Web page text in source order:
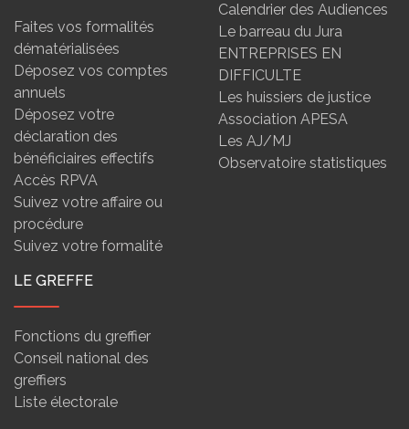
Faites vos formalités
dématérialisées
Déposez vos comptes
annuels
Déposez votre
déclaration des
bénéficiaires effectifs
Accès RPVA
Suivez votre affaire ou
procédure
Suivez votre formalité
Calendrier des Audiences
Le barreau du Jura
ENTREPRISES EN
DIFFICULTE
Les huissiers de justice
Association APESA
Les AJ/MJ
Observatoire statistiques
LE GREFFE
Fonctions du greffier
Conseil national des
greffiers
Liste électorale